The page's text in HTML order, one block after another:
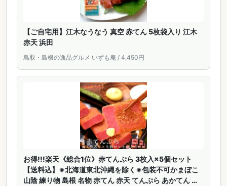
【ご自宅用】江木なうなう 真空 赤てん 5枚袋入り 江木
赤天 浜田
鳥取・島根の逸品グルメ いずも庵 / 4,450円
お得!!!楽天《総合1位》赤てんぷら 3枚入×5個セット
【送料込】※北海道東北沖縄を除く※包装不可かまぼこ
山陰 練り物 島根 名物 赤てん 赤天 てんぷら あかてん お